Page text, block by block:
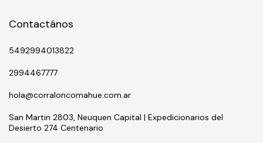
Contactános
5492994013822
2994467777
hola@corraloncomahue.com.ar
San Martin 2803, Neuquen Capital | Expedicionarios del
Desierto 274 Centenario